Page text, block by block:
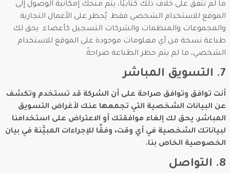
ما لم نتفق على خلاف ذلك كتابيًا، يتم منحك إمكانية الوصول إلى
الموقع للاستخدام الشخصي فقط. يُحظر على الأعمال التجارية
والمجموعات والمنظمات والشركات التسجيل كأعضاء. يحق لك
طباعة نسخة من أي معلومات موجودة على الموقع للاستخدام
الشخصي، ما لم يتم حظر الطباعة صراحةً.
7. التسويق المباشر
أنت توافق وتوافق صراحة على أن الشركة قد تستخدم وتكشف
عن البيانات الشخصية التي تجمعها عنك لأغراض التسويق
المباشر. يحق لك إلغاء موافقتك أو الاعتراض على استخدامنا
لبياناتك الشخصية في أي وقت، وفقًا للإجراءات المبيَّنة في بيان
الخصوصية الخاص بنا.
8. التواصل